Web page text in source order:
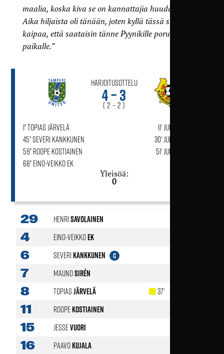
maalia, koska kiva se on kannattajia huudattaa.
Aika hiljaista oli tänään, joten kyllä tässä sitä
kaipaa, että saataisin tänne Pyynikille porukkaa
paikalle.”
Harjoitusottelu
4 – 3
( 2 – 2 )
1′ Topias Järvelä
45′ Severi Kankkunen
59′ Roope Kostiainen
68′ Eino-Veikko Ek
11' Juho Salminen
30' Juho Salminen
51' Juho Salminen
Yleisöä:
0
29 HenriSavolainen
4 Eino-VeikkoEk
6 SeveriKankkunen C
7 MaunoSirén
8 TopiasJärvelä 37'
11 RoopeKostiainen
15 JesseVuori
16 PaavoKujala